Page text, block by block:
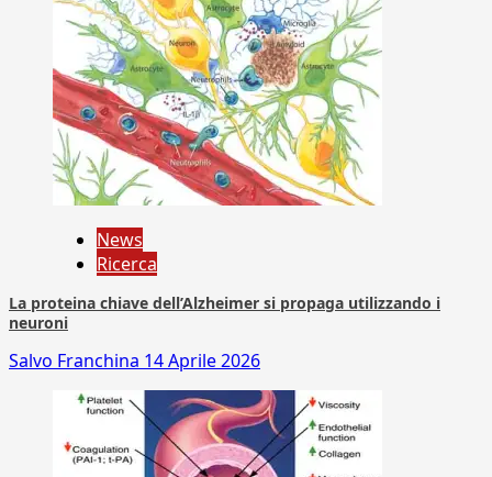
News
Ricerca
La proteina chiave dell’Alzheimer si propaga utilizzando i
neuroni
Salvo Franchina 14 Aprile 2026